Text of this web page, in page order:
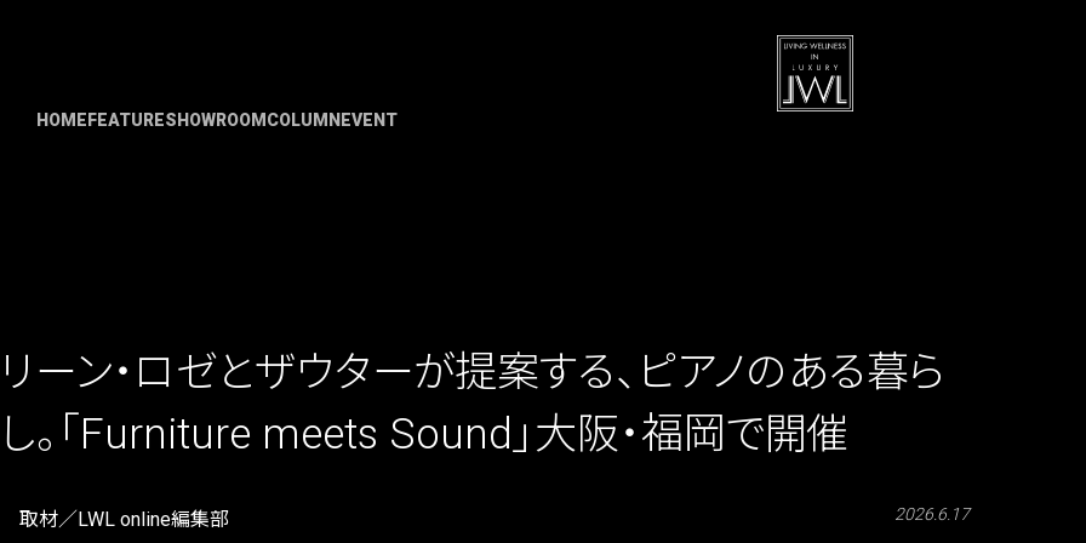
HOME FEATURESHOWROOM COLUMN EVENT
リーン・ロゼとザウターが提案する、ピアノのある暮ら
し。「Furniture meets Sound」大阪・福岡で開催
取材／LWL online編集部 2026.6.17